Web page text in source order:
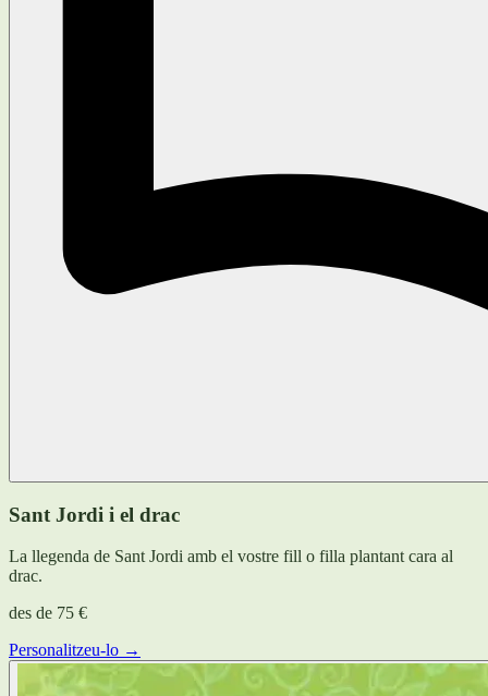
Sant Jordi i el drac
La llegenda de Sant Jordi amb el vostre fill o filla plantant cara al
drac.
des de 75 €
Personalitzeu-lo →